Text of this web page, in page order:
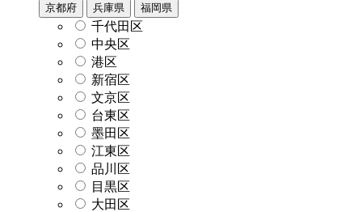
京都府
兵庫県 福岡県
千代田区
中央区
港区
新宿区
文京区
台東区
墨田区
江東区
品川区
目黒区
大田区